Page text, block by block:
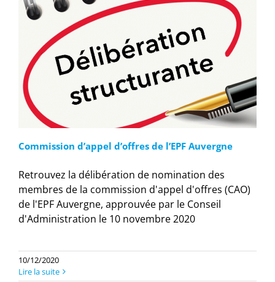
Commission d’appel d’offres de l’EPF Auvergne
Retrouvez la délibération de nomination des
membres de la commission d'appel d'offres (CAO)
de l'EPF Auvergne, approuvée par le Conseil
d'Administration le 10 novembre 2020
10/12/2020
Lire la suite